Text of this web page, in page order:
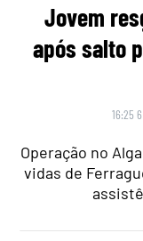
Jovem
após salto
16:25
Operação no
vidas de